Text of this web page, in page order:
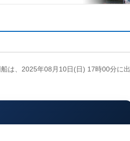
は、2025年08月10日(日) 17時00分に出